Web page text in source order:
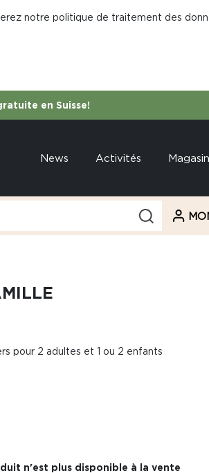
notre politique de traitement des
en Suisse!
News Activités
pour 2 adultes et 1 ou 2 enfants
n'est plus disponible à la vente